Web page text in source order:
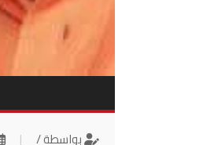
بواسطة / |